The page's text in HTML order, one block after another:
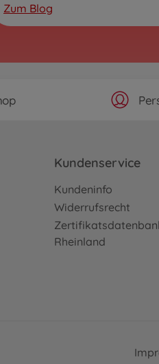
Zum Blog
Kundenservice
Kundeninfo
Widerrufsrecht
Rheinland